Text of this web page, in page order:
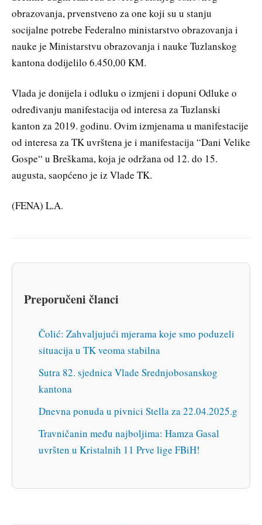
obrazovanja, prvenstveno za one koji su u stanju
socijalne potrebe Federalno ministarstvo obrazovanja i
nauke je Ministarstvu obrazovanja i nauke Tuzlanskog
kantona dodijelilo 6.450,00 KM.
Vlada je donijela i odluku o izmjeni i dopuni Odluke o
određivanju manifestacija od interesa za Tuzlanski
kanton za 2019. godinu. Ovim izmjenama u manifestacije
od interesa za TK uvrštena je i manifestacija “Dani Velike
Gospe“ u Breškama, koja je održana od 12. do 15.
augusta, saopćeno je iz Vlade TK.
(FENA) L.A.
Preporučeni članci
Čolić: Zahvaljujući mjerama koje smo poduzeli
situacija u TK veoma stabilna
Sutra 82. sjednica Vlade Srednjobosanskog
kantona
Dnevna ponuda u pivnici Stella za 22.04.2025.g
Travničanin među najboljima: Hamza Gasal
uvršten u Kristalnih 11 Prve lige FBiH!